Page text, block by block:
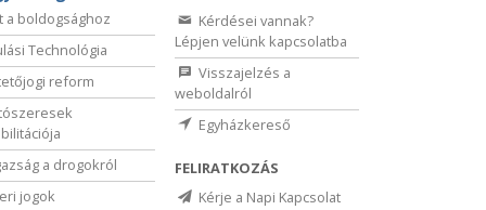
a boldogsághoz
Technológia
reform
a drogokról
jogok
Kérdései vannak?
Lépjen velünk kapcsolatba
Visszajelzés a
weboldalról
Egyházkereső
FELIRATKOZÁS
Kérje a Napi Kapcsolat